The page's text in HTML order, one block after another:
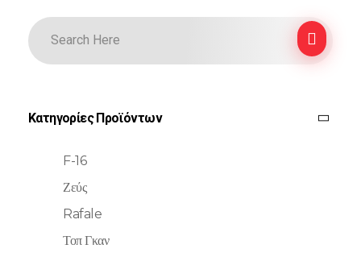
Κατηγορίες Προϊόντων
F-16
Ζεύς
Rafale
Τοπ Γκαν